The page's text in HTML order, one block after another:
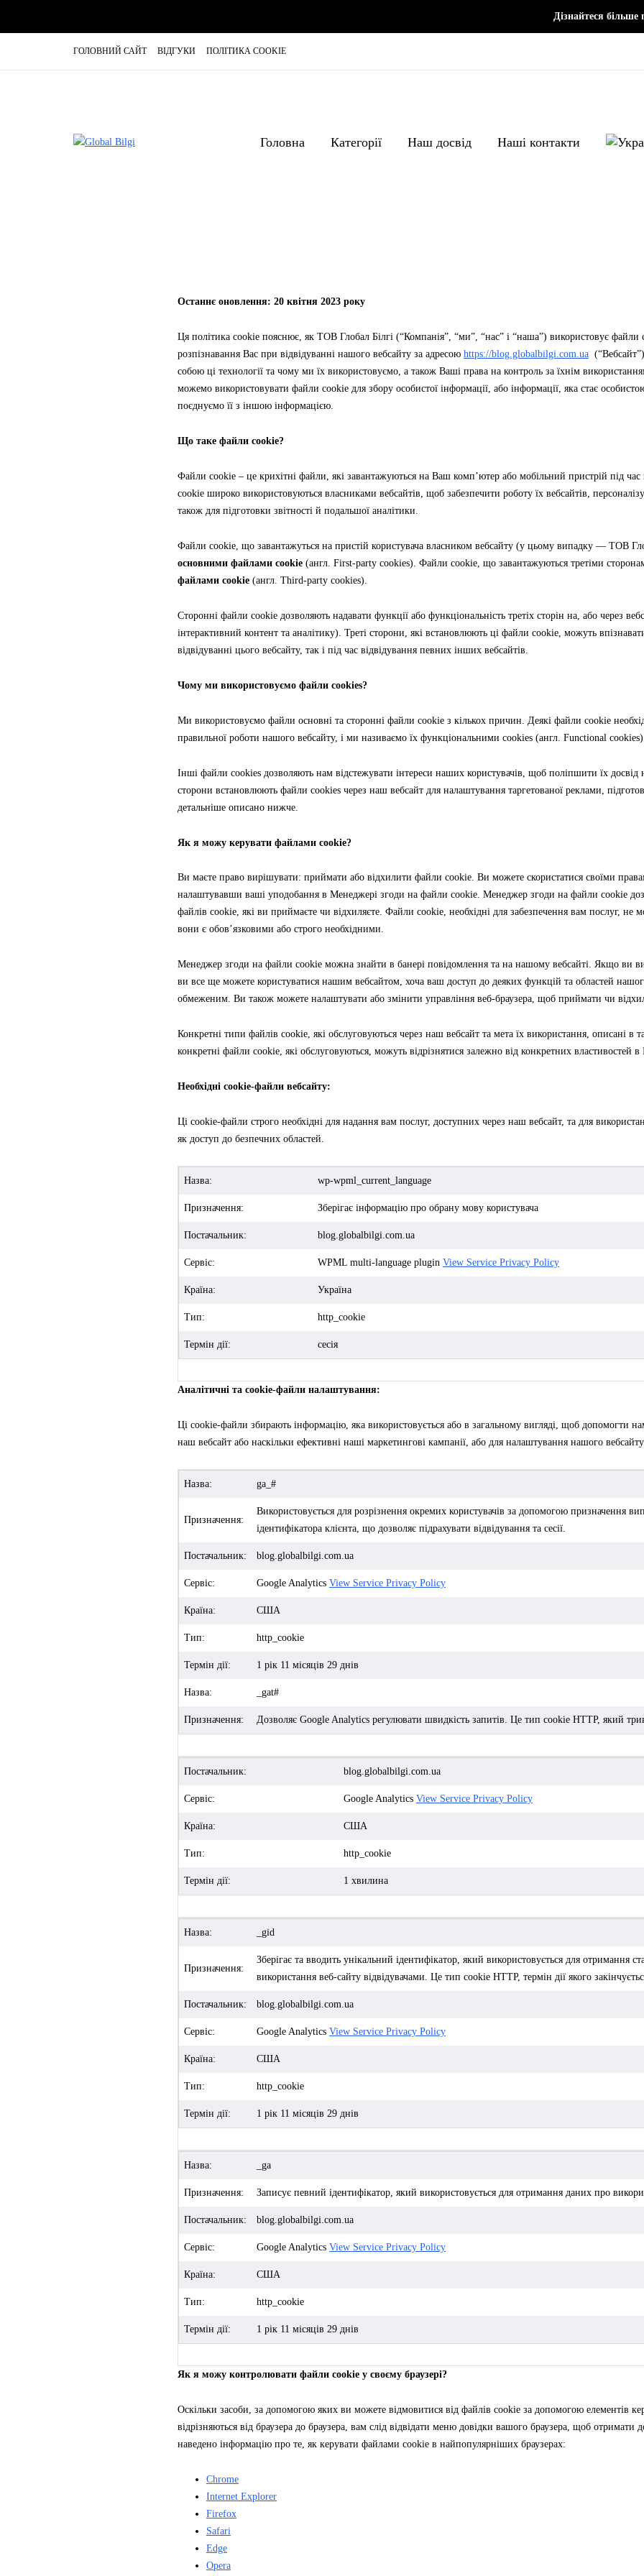
Дізнайтеся більше
ГОЛОВНИЙ САЙТ ВІДГУКИ ПОЛІТИКА COOKIE
Головна Категорії Наш досвід Наші контакти
ПОЛІТИКА COOKIE
Останнє оновлення: 20 квітня 2023 року
Ця політика cookie пояснює, як ТОВ Глобал Білгі (“Компанія”, “ми”, “нас” і “наша”) використовує файли
розпізнавання Вас при відвідуванні нашого вебсайту за адресою https://blog.globalbilgi.com.ua
собою ці технології та чому ми їх використовуємо, а також Ваші права на контроль за їхнім
можемо використовувати файли cookie для збору особистої інформації, або інформації, яка стає
поєднуємо її з іншою інформацією.
Що таке файли cookie?
Файли cookie – це крихітні файли, які завантажуються на Ваш комп’ютер або мобільний пристрій під час
cookie широко використовуються власниками вебсайтів, щоб забезпечити роботу їх вебсайтів,
також для підготовки звітності й подальшої аналітики.
Файли cookie, що завантажуться на пристій користувача власником вебсайту (у цьому випадку — ТОВ
основними файлами cookie (англ. First-party cookies). Файли cookie, що завантажуються третіми
файлами cookie (англ. Third-party cookies).
Сторонні файли cookie дозволяють надавати функції або функціональність третіх сторін на, або через
інтерактивний контент та аналітику). Треті сторони, які встановлюють ці файли cookie, можуть
відвідуванні цього вебсайту, так і під час відвідування певних інших вебсайтів.
Чому ми використовуємо файли cookies?
Ми використовуємо файли основні та сторонні файли cookie з кількох причин. Деякі файли cookie
правильної роботи нашого вебсайту, і ми називаємо їх функціональними cookies (англ. Functional
Інші файли cookies дозволяють нам відстежувати інтереси наших користувачів, щоб поліпшити їх досвід
сторони встановлюють файли cookies через наш вебсайт для налаштування таргетованої реклами,
детальніше описано нижче.
Як я можу керувати файлами cookie?
Ви маєте право вирішувати: приймати або відхилити файли cookie. Ви можете скористатися своїми
налаштувавши ваші уподобання в Менеджері згоди на файли cookie. Менеджер згоди на файли cookie
файлів cookie, які ви приймаєте чи відхиляєте. Файли cookie, необхідні для забезпечення вам послуг, не
вони є обов’язковими або строго необхідними.
Менеджер згоди на файли cookie можна знайти в банері повідомлення та на нашому вебсайті. Якщо ви
ви все ще можете користуватися нашим вебсайтом, хоча ваш доступ до деяких функцій та областей
обмеженим. Ви також можете налаштувати або змінити управління веб-браузера, щоб приймати чи
Конкретні типи файлів cookie, які обслуговуються через наш вебсайт та мета їх використання, описані в
конкретні файли cookie, які обслуговуються, можуть відрізнятися залежно від конкретних властивостей в
Необхідні cookie-файли вебсайту:
Ці cookie-файли строго необхідні для надання вам послуг, доступних через наш вебсайт, та для
як доступ до безпечних областей.
Назва: wp-wpml_current_language
Призначення: Зберігає інформацію про обрану мову користувача
Постачальник: blog.globalbilgi.com.ua
Сервіс: WPML multi-language plugin View Service Privacy Policy
Країна: Україна
Тип: http_cookie
Термін дії: сесія
Аналітичні та cookie-файли налаштування:
Ці cookie-файли збирають інформацію, яка використовується або в загальному вигляді, щоб допомогти
наш вебсайт або наскільки ефективні наші маркетингові кампанії, або для налаштування нашого
Назва: ga_#
Призначення:
Використовується для розрізнення окремих користувачів за допомогою призначення
ідентифікатора клієнта, що дозволяє підрахувати відвідування та сесії.
Постачальник: blog.globalbilgi.com.ua
Сервіс: Google Analytics View Service Privacy Policy
Країна: США
Тип: http_cookie
Термін дії: 1 рік 11 місяців 29 днів
Назва: _gat#
Призначення: Дозволяє Google Analytics регулювати швидкість запитів. Це тип cookie HTTP, який
Постачальник: blog.globalbilgi.com.ua
Сервіс: Google Analytics View Service Privacy Policy
Країна: США
Тип: http_cookie
Термін дії: 1 хвилина
Назва: _gid
Призначення:
Зберігає та вводить унікальний ідентифікатор, який використовується для отримання
використання веб-сайту відвідувачами. Це тип cookie HTTP, термін дії якого
Постачальник: blog.globalbilgi.com.ua
Сервіс: Google Analytics View Service Privacy Policy
Країна: США
Тип: http_cookie
Термін дії: 1 рік 11 місяців 29 днів
Назва: _ga
Призначення: Записує певний ідентифікатор, який використовується для отримання даних про
Постачальник: blog.globalbilgi.com.ua
Сервіс: Google Analytics View Service Privacy Policy
Країна: США
Тип: http_cookie
Термін дії: 1 рік 11 місяців 29 днів
Як я можу контролювати файли cookie у своєму браузері?
Оскільки засоби, за допомогою яких ви можете відмовитися від файлів cookie за допомогою елементів
відрізняються від браузера до браузера, вам слід відвідати меню довідки вашого браузера, щоб
наведено інформацію про те, як керувати файлами cookie в найпопулярніших браузерах:
Chrome
Internet Explorer
Firefox
Safari
Edge
Opera